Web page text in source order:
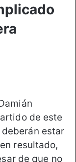
de este
estar
resultado,
de que no